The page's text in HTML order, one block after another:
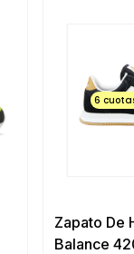
6
Zapato De
Balance